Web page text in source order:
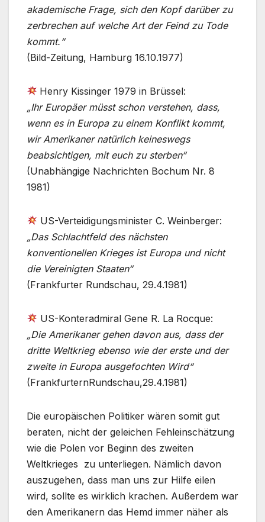
akademische Frage, sich den Kopf darüber zu
zerbrechen auf welche Art der Feind zu Tode
kommt.“
(Bild-Zeitung, Hamburg 16.10.1977)
Henry Kissinger 1979 in Brüssel:
„Ihr Europäer müsst schon verstehen, dass,
wenn es in Europa zu einem Konflikt kommt,
wir Amerikaner natürlich keineswegs
beabsichtigen, mit euch zu sterben“
(Unabhängige Nachrichten Bochum Nr. 8
1981)
US-Verteidigungsminister C. Weinberger:
„Das Schlachtfeld des nächsten
konventionellen Krieges ist Europa und nicht
die Vereinigten Staaten“
(Frankfurter Rundschau, 29.4.1981)
US-Konteradmiral Gene R. La Rocque:
„Die Amerikaner gehen davon aus, dass der
dritte Weltkrieg ebenso wie der erste und der
zweite in Europa ausgefochten Wird“
(FrankfurternRundschau,29.4.1981)
Die europäischen Politiker wären somit gut
beraten, nicht der geleichen Fehleinschätzung
wie die Polen vor Beginn des zweiten
Weltkrieges zu unterliegen. Nämlich davon
auszugehen, dass man uns zur Hilfe eilen
wird, sollte es wirklich krachen. Außerdem war
den Amerikanern das Hemd immer näher als